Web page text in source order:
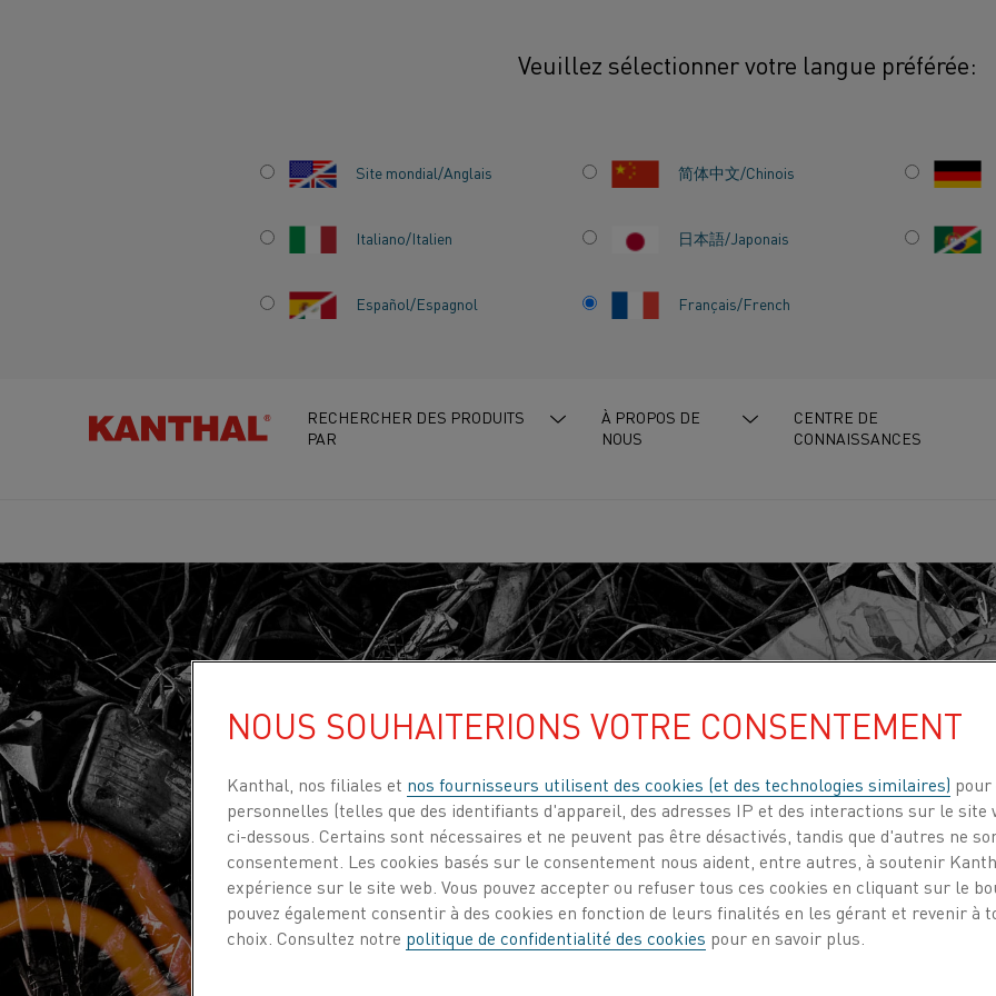
Veuillez sélectionner votre langue préférée:
Site mondial/Anglais 简体中文/Chinois
Italiano/Italien 日本語/Japonais
Español/Espagnol Français/French
RECHERCHER DES PRODUITS
PAR
À PROPOS DE
NOUS
CENTRE DE
CONNAISSANCES
Recyclage
SOLUTIONS DE
CHAUFFAGE POUR LE
RECYCLAGE DES
ION
Le recyclage des
nouvelle et en pleine
encore en cours
Lorsqu'il s'agit de
NOUS SOUHAITERIONS VOTRE CONSENTEMENT
Kanthal, nos filiales et nos fournisseurs utilisent des cookies (et des technologies similaires)
personnelles (telles que des identifiants d'appareil, des adresses IP et des interactions sur le
ci-dessous. Certains sont nécessaires et ne peuvent pas être désactivés, tandis que d'autres ne
consentement. Les cookies basés sur le consentement nous aident, entre autres, à soutenir
expérience sur le site web. Vous pouvez accepter ou refuser tous ces cookies en cliquant sur le
pouvez également consentir à des cookies en fonction de leurs finalités en les gérant et revenir à
choix. Consultez notre politique de confidentialité des cookies pour en savoir plus.